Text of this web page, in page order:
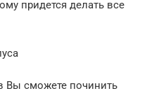
придется делать все
Вы сможете починить